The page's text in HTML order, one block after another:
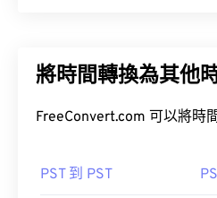
將時間轉換為其他
FreeConvert.com 可以將時
PST 到 PST